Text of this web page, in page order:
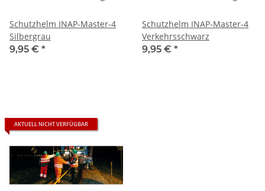
Schutzhelm INAP-Master-4
Silbergrau
9,95 € *
Schutzhelm INAP-Master-4
Verkehrsschwarz
9,95 € *
AKTUELL NICHT VERFÜGBAR